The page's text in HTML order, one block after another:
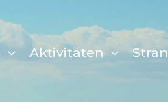
Aktivitäten